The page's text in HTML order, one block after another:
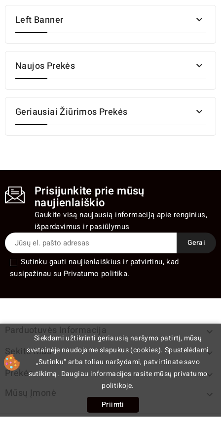
Left Banner 
Naujos Prekės 
Geriausiai Žiūrimos Prekės 
Prisijunkite prie mūsų
naujienlaiškio
Gaukite visą naujausią informaciją apie renginius,
išpardavimus ir pasiūlymus
Sutinku gauti naujienlaiškius ir patvirtinu, kad
susipažinau su Privatumo politika.
Parduotuvės Informacija 
Sekite Mus 
Prekės 
Mūsų Įmonė 
Siekdami užtikrinti geriausią naršymo patirtį, mūsų
svetainėje naudojame slapukus (cookies). Spustelėdami
„Sutinku“ arba toliau naršydami, patvirtinate savo
sutikimą. Daugiau informacijos rasite mūsų privatumo
politikoje.
Priimti